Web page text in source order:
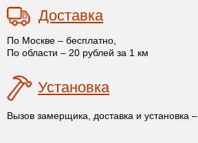
Доставка
По Москве – бесплатно,
По области – 20 рублей за 1 км
Установка
Вызов замерщика, доставка и установка –